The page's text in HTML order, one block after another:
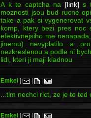
A k te captcha na [link] s
moznosti jsou bud rucne
take a pak si vygenerovat
komp, ktery bezi pres noc
efektivnejsiho me
jinemu) nevyplatilo a
nezkreslenou a podle ni
lidi, kteri ji maji kladnou
Emkei
...tim nechci rict, ze je to ted
Emkei